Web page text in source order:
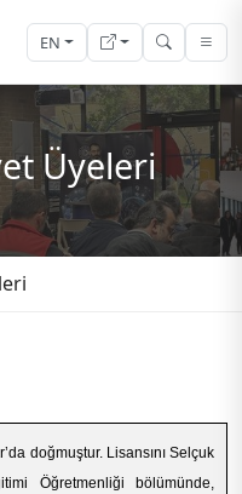
EN
Üyeleri
doğmuştur. Lisansını Selçuk
Öğretmenliği bölümünde,